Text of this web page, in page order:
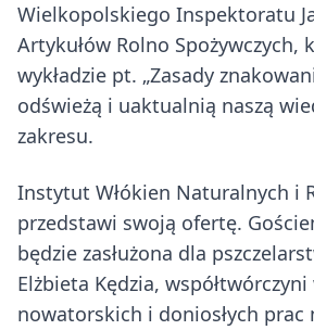
Wielkopolskiego Inspektoratu
Artykułów Rolno
wykładzie pt. „Zasady
odświeżą i uaktualnią naszą
zakresu.
Instytut Włókien Naturalnych i
przedstawi swoją ofertę.
będzie zasłużona dla
Elżbieta Kędzia,
nowatorskich i doniosłych prac